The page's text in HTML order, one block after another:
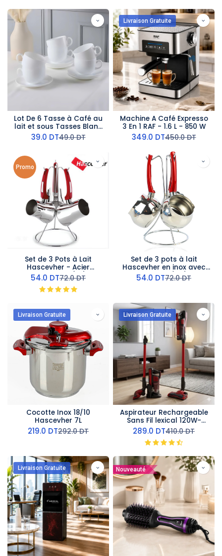
Lot De 6 Tasse à Café au
lait et sous Tasses Blanc
Luminarc - 22cl
39.0 DT49.0DT
Livraison Gratuite
Machine A Café Expresso
3 En 1 RAF - 1.6 L - 850 W
349.0 DT450.0DT
Promo
Set de 3 Pots à Lait
Hascevher - Acier
Inoxydable (M1)
54.0 DT72.0DT
Set de 3 pots à lait
Hascevher en inox avec
Support (M2)
54.0 DT72.0DT
Livraison Gratuite
Cocotte Inox 18/10
Hascevher 7L
219.0 DT292.0DT
Livraison Gratuite
Aspirateur Rechargeable
Sans Fil lexical 120W-
Rouge
289.0 DT410.0DT
Livraison Gratuite Nouveauté